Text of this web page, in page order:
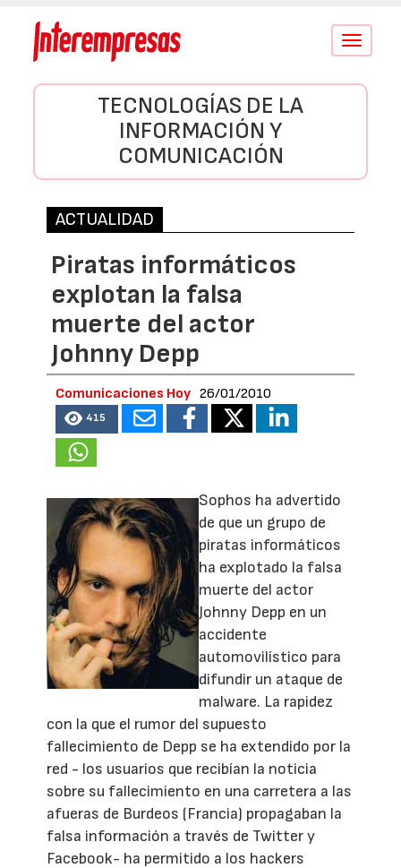
Conmutar
TECNOLOGÍAS DE LA
INFORMACIÓN Y
COMUNICACIÓN
ACTUALIDAD
Piratas informáticos
explotan la falsa
muerte del actor
Johnny Depp
Comunicaciones Hoy 26/01/2010
415
Sophos ha advertido
de que un grupo de
piratas informáticos
ha explotado la falsa
muerte del actor
Johnny Depp en un
accidente
automovilístico para
difundir un ataque de
malware. La rapidez
con la que el rumor del supuesto
fallecimiento de Depp se ha extendido por la
red - los usuarios que recibían la noticia
sobre su fallecimiento en una carretera a las
afueras de Burdeos (Francia) propagaban la
falsa información a través de Twitter y
Facebook- ha permitido a los hackers